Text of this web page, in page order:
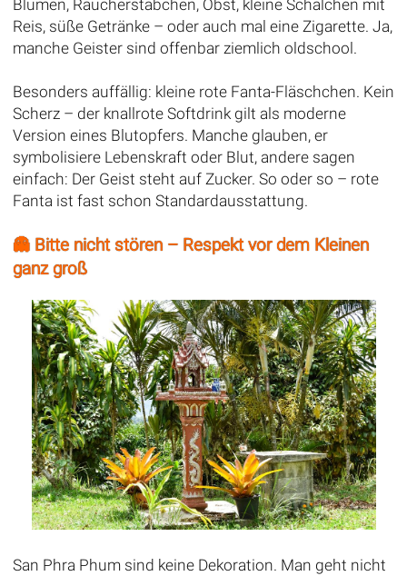
Blumen, Räucherstäbchen, Obst, kleine Schälchen mit
Reis, süße Getränke – oder auch mal eine Zigarette. Ja,
manche Geister sind offenbar ziemlich oldschool.
Besonders auffällig: kleine rote Fanta-Fläschchen. Kein
Scherz – der knallrote Softdrink gilt als moderne
Version eines Blutopfers. Manche glauben, er
symbolisiere Lebenskraft oder Blut, andere sagen
einfach: Der Geist steht auf Zucker. So oder so – rote
Fanta ist fast schon Standardausstattung.
👻 Bitte nicht stören – Respekt vor dem Kleinen
ganz groß
San Phra Phum sind keine Dekoration. Man geht nicht